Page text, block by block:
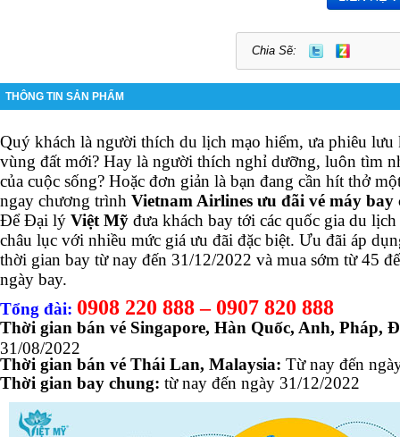
Chia Sẽ:
THÔNG TIN SẢN PHẨM
Quý khách là người thích du lịch mạo hiểm, ưa phiêu lưu
vùng đất mới? Hay là người thích nghỉ dưỡng, luôn tìm
của cuộc sống? Hoặc đơn giản là bạn đang cần hít thở
ngay chương trình Vietnam Airlines ưu đãi vé máy
Để Đại lý Việt Mỹ đưa khách bay tới các quốc gia du
châu lục với nhiều mức giá ưu đãi đặc biệt. Ưu đãi áp
thời gian bay từ nay đến 31/12/2022 và mua sớm từ 45
ngày bay.
Tổng đài: 0908 220 888 – 0907 820 888
Thời gian bán vé Singapore, Hàn Quốc, Anh, Pháp,
31/08/2022
Thời gian bán vé Thái Lan, Malaysia: Từ nay đến
Thời gian bay chung: từ nay đến ngày 31/12/2022